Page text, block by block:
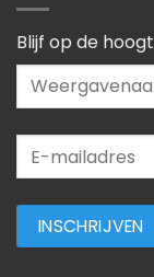
Blijf op de